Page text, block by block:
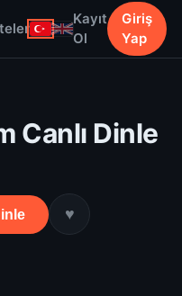
Kayıt
Ol
Giriş
Yap
Canlı Dinle
♥